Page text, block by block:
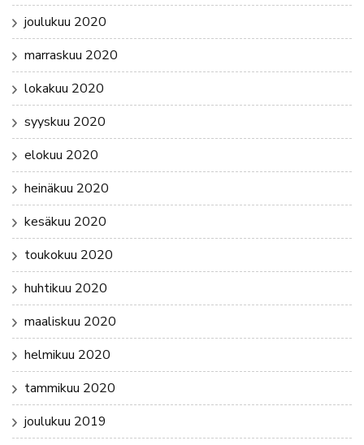
joulukuu 2020
marraskuu 2020
lokakuu 2020
syyskuu 2020
elokuu 2020
heinäkuu 2020
kesäkuu 2020
toukokuu 2020
huhtikuu 2020
maaliskuu 2020
helmikuu 2020
tammikuu 2020
joulukuu 2019